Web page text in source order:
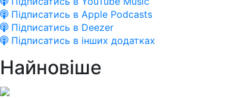
Підписатись в Apple Podcasts
Підписатись в Deezer
Підписатись в інших додатках
Найновіше